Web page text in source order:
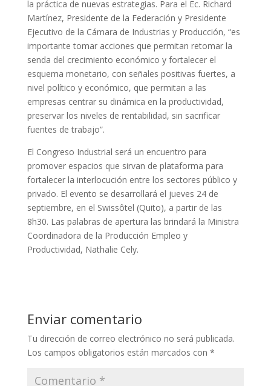
la práctica de nuevas estrategias. Para el Ec. Richard
Martínez, Presidente de la Federación y Presidente
Ejecutivo de la Cámara de Industrias y Producción, “es
importante tomar acciones que permitan retomar la
senda del crecimiento económico y fortalecer el
esquema monetario, con señales positivas fuertes, a
nivel político y económico, que permitan a las
empresas centrar su dinámica en la productividad,
preservar los niveles de rentabilidad, sin sacrificar
fuentes de trabajo”.
El Congreso Industrial será un encuentro para
promover espacios que sirvan de plataforma para
fortalecer la interlocución entre los sectores público y
privado. El evento se desarrollará el jueves 24 de
septiembre, en el Swissôtel (Quito), a partir de las
8h30. Las palabras de apertura las brindará la Ministra
Coordinadora de la Producción Empleo y
Productividad, Nathalie Cely.
Enviar comentario
Tu dirección de correo electrónico no será publicada.
Los campos obligatorios están marcados con *